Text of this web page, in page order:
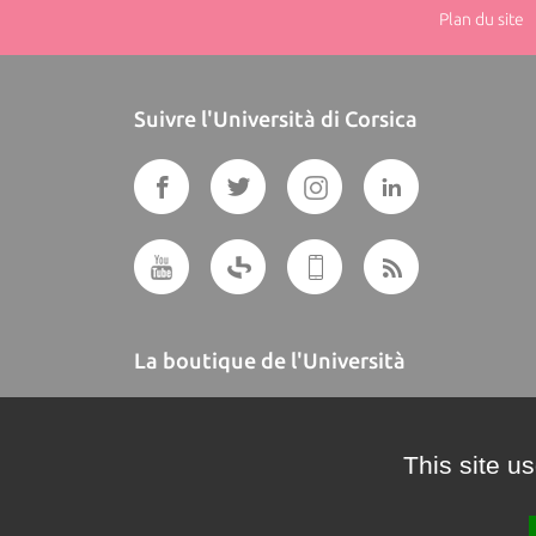
Plan du site
Suivre l'Università di Corsica
La boutique de l'Università
This site